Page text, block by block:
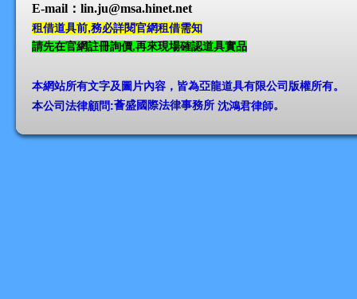
E-mail ：lin.ju@msa.hinet.net
租借道具前,務必詳閱官網租借需知
請先在官網註冊詢價,再來現場確認道具實品
本網站所有文字及圖片內容，皆為亞龍道具有限公司版權所有。
本公司法律顧問:薈盛國際法律事務所 沈鴻君律師。